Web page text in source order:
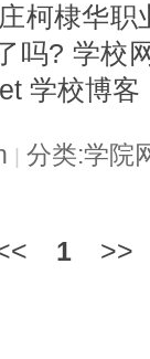
柯棣华
吗? 学校
学校博
分类:学院
1 >>